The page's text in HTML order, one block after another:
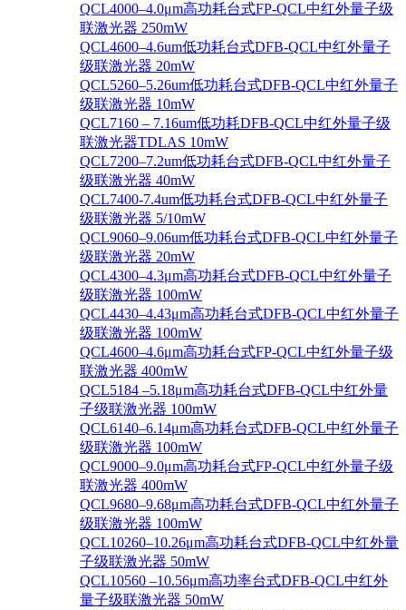
QCL4000–4.0μm高功耗台式FP-QCL中红外量子级
联激光器 250mW
QCL4600–4.6um低功耗台式DFB-QCL中红外量子
级联激光器 20mW
QCL5260–5.26um低功耗台式DFB-QCL中红外量子
级联激光器 10mW
QCL7160 – 7.16um低功耗DFB-QCL中红外量子级
联激光器TDLAS 10mW
QCL7200–7.2um低功耗台式DFB-QCL中红外量子
级联激光器 40mW
QCL7400-7.4um低功耗台式DFB-QCL中红外量子
级联激光器 5/10mW
QCL9060–9.06um低功耗台式DFB-QCL中红外量子
级联激光器 20mW
QCL4300–4.3μm高功耗台式DFB-QCL中红外量子
级联激光器 100mW
QCL4430–4.43μm高功耗台式DFB-QCL中红外量子
级联激光器 100mW
QCL4600–4.6μm高功耗台式FP-QCL中红外量子级
联激光器 400mW
QCL5184 –5.18μm高功耗台式DFB-QCL中红外量
子级联激光器 100mW
QCL6140–6.14μm高功耗台式DFB-QCL中红外量子
级联激光器 100mW
QCL9000–9.0μm高功耗台式FP-QCL中红外量子级
联激光器 400mW
QCL9680–9.68μm高功耗台式DFB-QCL中红外量子
级联激光器 100mW
QCL10260–10.26μm高功耗台式DFB-QCL中红外量
子级联激光器 50mW
QCL10560 –10.56μm高功率台式DFB-QCL中红外
量子级联激光器 50mW